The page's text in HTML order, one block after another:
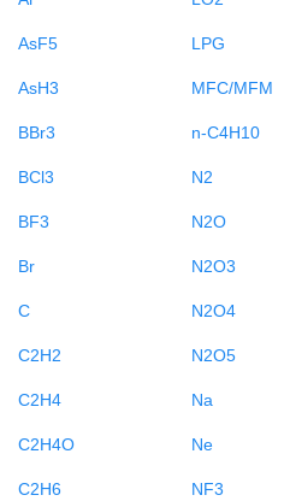
AsF5
AsH3
BBr3
BCl3
BF3
Br
C
C2H2
C2H4
C2H4O
C2H6
LPG
MFC/MFM
n-C4H10
N2
N2O
N2O3
N2O4
N2O5
Na
Ne
NF3